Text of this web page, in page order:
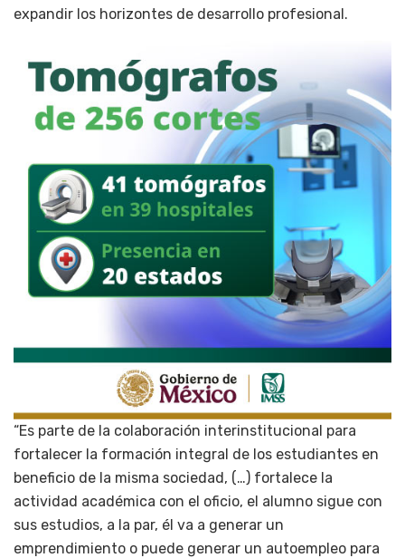
expandir los horizontes de desarrollo profesional.
“Es parte de la colaboración interinstitucional para
fortalecer la formación integral de los estudiantes en
beneficio de la misma sociedad, (…) fortalece la
actividad académica con el oficio, el alumno sigue con
sus estudios, a la par, él va a generar un
emprendimiento o puede generar un autoempleo para